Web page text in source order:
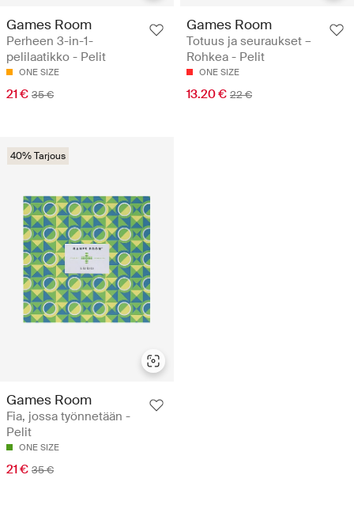
Games Room
Perheen 3-in-1-
pelilaatikko - Pelit
ONE SIZE
21 € 35 €
Games Room
Totuus ja seuraukset –
Rohkea - Pelit
ONE SIZE
13.20 € 22 €
40% Tarjous
Games Room
Fia, jossa työnnetään -
Pelit
ONE SIZE
21 € 35 €